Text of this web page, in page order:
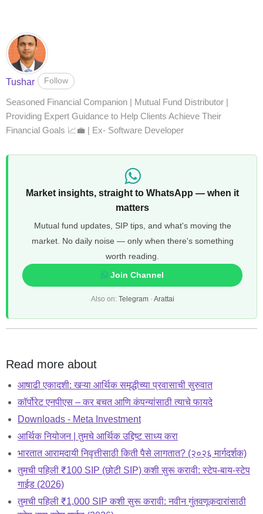
Tushar Follow
Seasoned Financial Companion | Mutual Fund Distributor |
Providing Expert Guidance to Help Clients Achieve Their
Financial Goals 📈💼 | Ex- Software Developer
Market insights, straight to WhatsApp — when it
matters
Mutual fund updates, SIP tips, and what's moving the
market. No daily noise — only when there's something
worth reading.
Join Channel
Also on: Telegram· Arattai
Read more about
आषाढी एकादशी: खऱ्या आर्थिक समृद्धीच्या प्रवासाची सुरुवात
कॉर्पोरेट एनपीएस – कर बचत आणि कंपन्यांसाठी त्याचे फायदे
Downloads - Meta Investment
आर्थिक नियोजन | तुमचे आर्थिक उद्दिष्ट साध्य करा
भारतात आरामदायी निवृत्तीसाठी किती पैसे लागतात? (२०२६ मार्गदर्शक)
तुमची पहिली ₹100 SIP (छोटी SIP) कशी सुरू करावी: स्टेप-बाय-स्टेप
गाईड (2026)
तुमची पहिली ₹1,000 SIP कशी सुरू करावी: नवीन गुंतवणूकदारांसाठी